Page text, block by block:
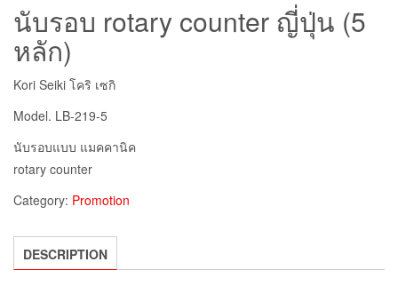
นับรอบ rotary counter ญี่ปุ่น (5
หลัก)
Kori Seiki โคริ เซกิ
Model. LB-219-5
นับรอบแบบ แมคคานิค
rotary counter
Category: Promotion
DESCRIPTION